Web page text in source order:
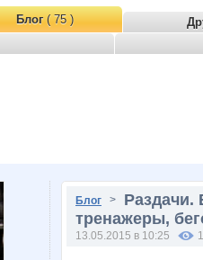
Блог( 75 )
Блог > Раздачи.
тренажеры,
13.05.2015 в 10:25